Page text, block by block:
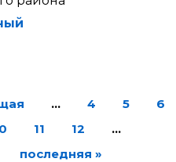
… 4 5
6
11 12
…
последняя »